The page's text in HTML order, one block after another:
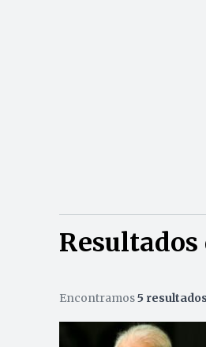
Encontramos5 resultados